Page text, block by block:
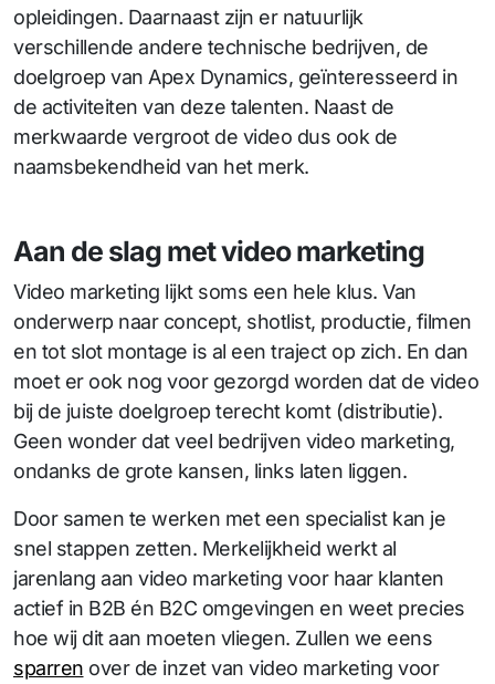
opleidingen. Daarnaast zijn er natuurlijk
verschillende andere technische bedrijven, de
doelgroep van Apex Dynamics, geïnteresseerd in
de activiteiten van deze talenten. Naast de
merkwaarde vergroot de video dus ook de
naamsbekendheid van het merk.
Aan de slag met video marketing
Video marketing lijkt soms een hele klus. Van
onderwerp naar concept, shotlist, productie, filmen
en tot slot montage is al een traject op zich. En dan
moet er ook nog voor gezorgd worden dat de video
bij de juiste doelgroep terecht komt (distributie).
Geen wonder dat veel bedrijven video marketing,
ondanks de grote kansen, links laten liggen.
Door samen te werken met een specialist kan je
snel stappen zetten. Merkelijkheid werkt al
jarenlang aan video marketing voor haar klanten
actief in B2B én B2C omgevingen en weet precies
hoe wij dit aan moeten vliegen. Zullen we eens
sparren over de inzet van video marketing voor